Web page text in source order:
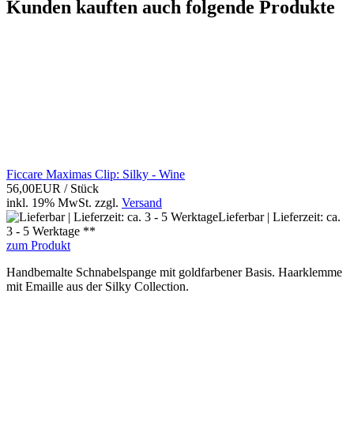
Kunden kauften auch folgende Produkte
Ficcare Maximas Clip: Silky - Wine
56,00EUR / Stück
inkl. 19% MwSt. zzgl. Versand
Lieferbar | Lieferzeit: ca.
3 - 5 Werktage **
zum Produkt
Handbemalte Schnabelspange mit goldfarbener Basis. Haarklemme
mit Emaille aus der Silky Collection.